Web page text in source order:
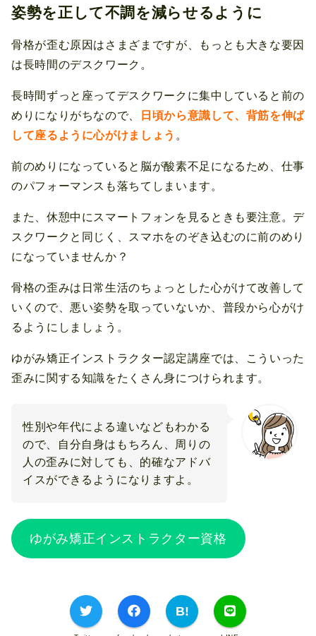
姿勢を正して不調を減らせるように
骨格が歪む原因はさまざまですが、もっとも大きな要因
は長時間のデスクワーク。
長時間ずっと座ってデスクワークに集中していると前の
めりになりがちなので、
日頃から意識して、背筋を伸ば
して座るように心がけましょう 。
前のめりになっていると脳が酸素不足になるため、仕事
のパフォーマンスも落ちてしまいます。
また、休憩中にスマートフォンを見るときも要注意。デ
スクワークと同じく、スマホをのぞき込むのに前のめり
になっていませんか？
骨格の歪みは日常生活のちょっとした心がけて改善して
いくので、悪い姿勢を取っていないか、普段から心がけ
るようにしましょう。
ゆがみ矯正インストラクター認定講座では、こういった
歪みに関する知識をたくさん身につけられます。
性別や年代による違いなどもわかる
ので、自分自身はもちろん、周りの
人の歪みに対しても、的確なアドバ
イスができるようになりますよ。
ゆがみ矯正インストラクター資格